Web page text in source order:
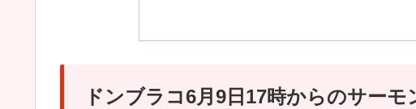
ドンブラコ6月9日17時からのサー